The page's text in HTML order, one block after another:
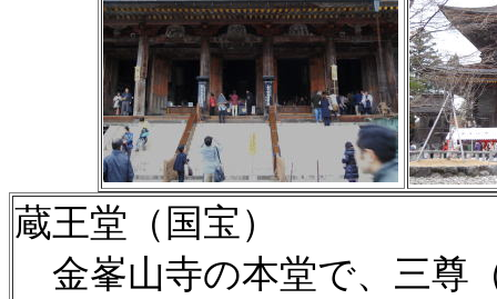
蔵王堂（国宝）
金峯山寺の本堂で、三尊